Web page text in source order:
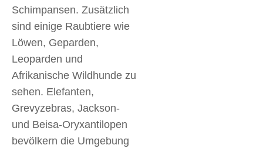
Schimpansen. Zusätzlich
sind einige Raubtiere wie
Löwen, Geparden,
Leoparden und
Afrikanische Wildhunde zu
sehen. Elefanten,
Grevyzebras, Jackson-
und Beisa-Oryxantilopen
bevölkern die Umgebung